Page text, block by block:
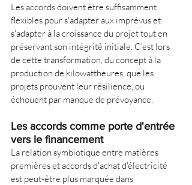
Les accords doivent être suffisamment
flexibles pour s'adapter aux imprévus et
s'adapter à la croissance du projet tout en
préservant son intégrité initiale. C'est lors
de cette transformation, du concept à la
production de kilowattheures, que les
projets prouvent leur résilience, ou
échouent par manque de prévoyance.
Les accords comme porte d'entrée
vers le financement
La relation symbiotique entre matières
premières et accords d'achat d'électricité
est peut-être plus marquée dans